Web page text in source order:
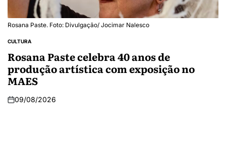
Rosana Paste. Foto: Divulgação/ Jocimar Nalesco
CULTURA
Rosana Paste celebra 40 anos de
produção artística com exposição no
MAES
09/08/2026